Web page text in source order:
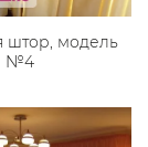
штор, модель
№4